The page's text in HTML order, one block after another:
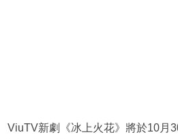
ViuTV新劇《冰上火花》將於10月